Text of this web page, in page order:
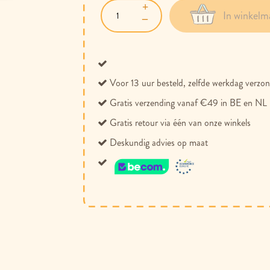
In
Voor 13 uur besteld, zelfde werkdag
Gratis verzending vanaf €49 in BE en NL
Gratis retour via één van onze winkels
Deskundig advies op maat